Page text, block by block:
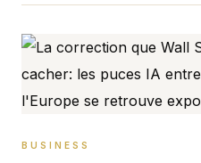
promesse mondiale de l'IA
BUSINESS